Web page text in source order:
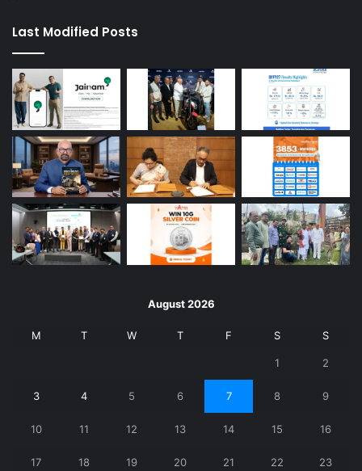
Last Modified Posts
August 2026
M T W T F S S
1 2
3 4 5 6 7 8 9
10 11 12 13 14 15 16
17 18 19 20 21 22 23